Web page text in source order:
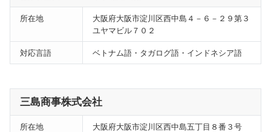
所在地
大阪府大阪市淀川区西中島４－６－２９第３
ユヤマビル７０２
対応言語 ベトナム語・タガログ語・インドネシア語
三島商事株式会社
所在地
大阪府大阪市淀川区西中島五丁目８番３号